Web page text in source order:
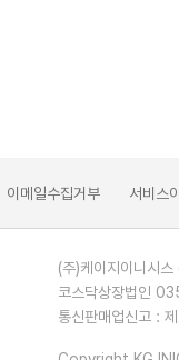
이메일수집거부 서비스
(주)케이지이니시
코스닥상장법인
통신판매업신고 :